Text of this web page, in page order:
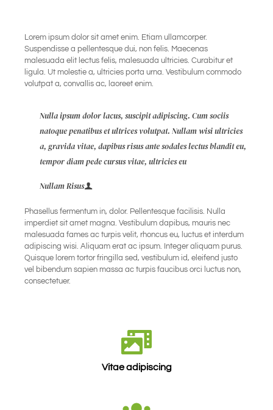
Lorem ipsum dolor sit amet enim. Etiam ullamcorper.
Suspendisse a pellentesque dui, non felis. Maecenas
malesuada elit lectus felis, malesuada ultricies. Curabitur et
ligula. Ut molestie a, ultricies porta urna. Vestibulum commodo
volutpat a, convallis ac, laoreet enim.
Nulla ipsum dolor lacus, suscipit adipiscing. Cum sociis
natoque penatibus et ultrices volutpat. Nullam wisi ultricies
a, gravida vitae, dapibus risus ante sodales lectus blandit eu,
tempor diam pede cursus vitae, ultricies eu
Nullam Risus
Phasellus fermentum in, dolor. Pellentesque facilisis. Nulla
imperdiet sit amet magna. Vestibulum dapibus, mauris nec
malesuada fames ac turpis velit, rhoncus eu, luctus et interdum
adipiscing wisi. Aliquam erat ac ipsum. Integer aliquam purus.
Quisque lorem tortor fringilla sed, vestibulum id, eleifend justo
vel bibendum sapien massa ac turpis faucibus orci luctus non,
consectetuer.
Vitae adipiscing